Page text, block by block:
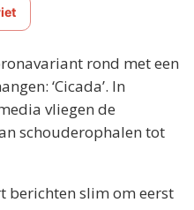
rond met een
‘Cicada’. In
vliegen de
schouderophalen tot
berichten slim om eerst